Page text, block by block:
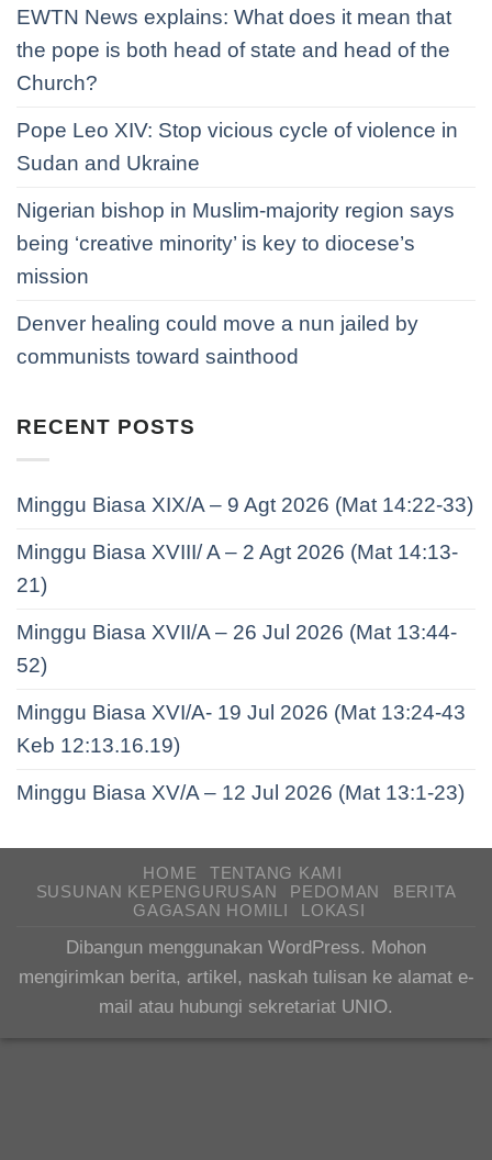
EWTN News explains: What does it mean that
the pope is both head of state and head of the
Church?
Pope Leo XIV: Stop vicious cycle of violence in
Sudan and Ukraine
Nigerian bishop in Muslim-majority region says
being ‘creative minority’ is key to diocese’s
mission
Denver healing could move a nun jailed by
communists toward sainthood
RECENT POSTS
Minggu Biasa XIX/A – 9 Agt 2026 (Mat 14:22-33)
Minggu Biasa XVIII/ A – 2 Agt 2026 (Mat 14:13-
21)
Minggu Biasa XVII/A – 26 Jul 2026 (Mat 13:44-
52)
Minggu Biasa XVI/A- 19 Jul 2026 (Mat 13:24-43
Keb 12:13.16.19)
Minggu Biasa XV/A – 12 Jul 2026 (Mat 13:1-23)
HOME
TENTANG KAMI
SUSUNAN KEPENGURUSAN
PEDOMAN
BERITA
GAGASAN HOMILI
LOKASI
Dibangun menggunakan WordPress. Mohon
mengirimkan berita, artikel, naskah tulisan ke alamat e-
mail atau hubungi sekretariat UNIO.